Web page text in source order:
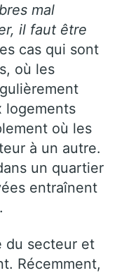
mal
il faut être
cas qui sont
où les
logements
où les
à un autre.
un quartier
entraînent
du secteur et
Récemment,